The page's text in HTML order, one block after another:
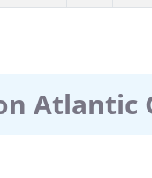
Atlantic